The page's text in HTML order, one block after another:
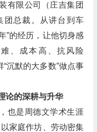
有限公司（庄吉集团
团总裁。从讲台到车
”的经历，让他切身感
、成本高、抗风险
沉默的大多数”做点事
论的深耕与升华
也是周德文学术生涯
家庭作坊、劳动密集